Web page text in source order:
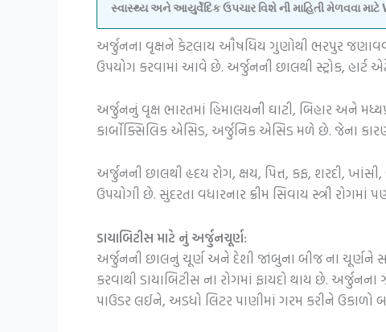
સ્વાસ્થ્ય અને આયુર્વેદિક ઉપચાર વિશે ની માહિતી મેળવવા
અર્જુનના વૃક્ષને કેટલાય ઔષધિય ગુણોથી ભરપુર
ઉપયોગ કરવામાં આવે છે. અર્જુનની છાલથી સ્ટ્રોક, હાર્ટ
અર્જુનનું વૃક્ષ ભારતમાં હિમાલયની ઘાટી, બિહાર અને
કાર્બોક્સિલિક એસિડ, અર્જુનિક એસિડ મળે છે. જેના
અર્જુનની છાલથી હૃદય રોગ, ક્ષય, પિત્ત, કફ, શરદી,
ઉપયોગી છે. સુંદરતા વધારનાર ક્રીમ સિવાય સ્ત્રી
ડાયાબિટીસ માટે નું અર્જુનચૂર્ણ:
અર્જુનની છાલનું ચૂર્ણ અને દેશી જાંબુના બીજ ના ચૂર્ણને
કરવાથી ડાયાબિટીસ ના રોગમાં ફાયદો થાય છે.
પાઉડર લઈને, અડધો લિટર પાણીમાં ગરમ કરીને ઉકાળો